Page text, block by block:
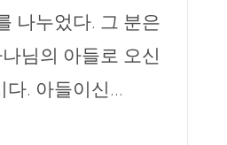
나누었다. 그 분은
님의 아들로 오신
. 아들이신...